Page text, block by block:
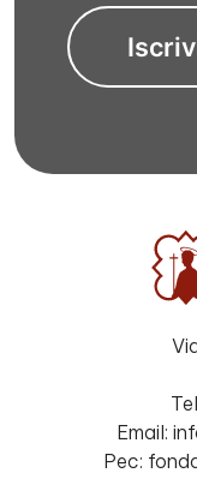
Email:
Pec: